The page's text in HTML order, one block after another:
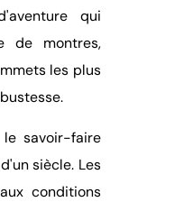
qui
de montres,
les plus
savoir-faire
siècle. Les
conditions